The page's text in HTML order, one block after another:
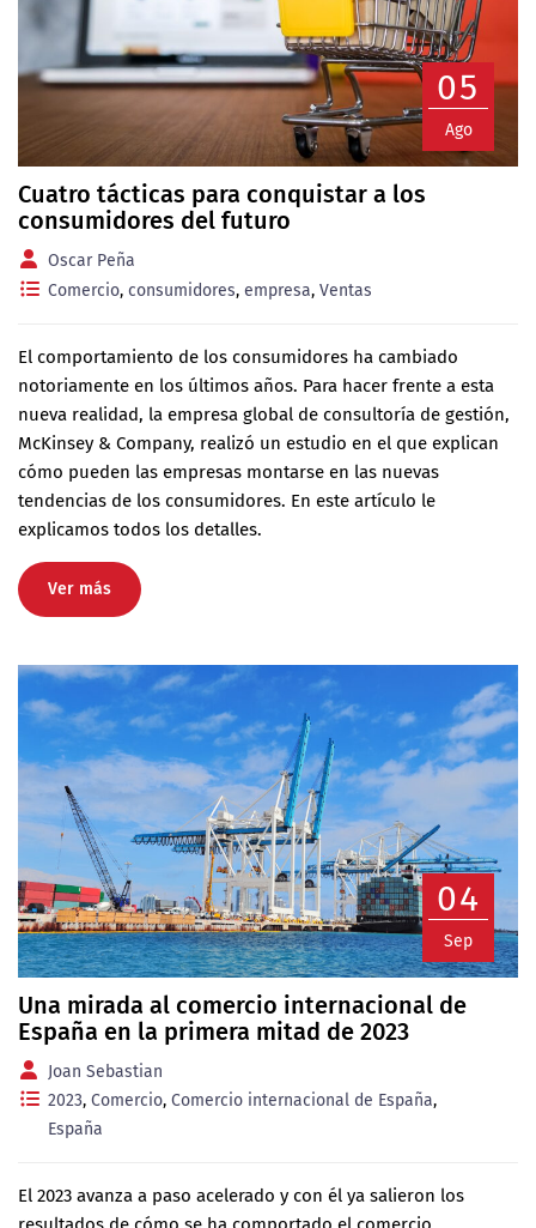
05
Ago
Cuatro tácticas para conquistar a los
consumidores del futuro
Oscar Peña
Comercio, consumidores, empresa, Ventas
El comportamiento de los consumidores ha cambiado
notoriamente en los últimos años. Para hacer frente a esta
nueva realidad, la empresa global de consultoría de gestión,
McKinsey & Company, realizó un estudio en el que explican
cómo pueden las empresas montarse en las nuevas
tendencias de los consumidores. En este artículo le
explicamos todos los detalles.
Ver más
04
Sep
Una mirada al comercio internacional de
España en la primera mitad de 2023
Joan Sebastian
2023, Comercio, Comercio internacional de España,
España
El 2023 avanza a paso acelerado y con él ya salieron los